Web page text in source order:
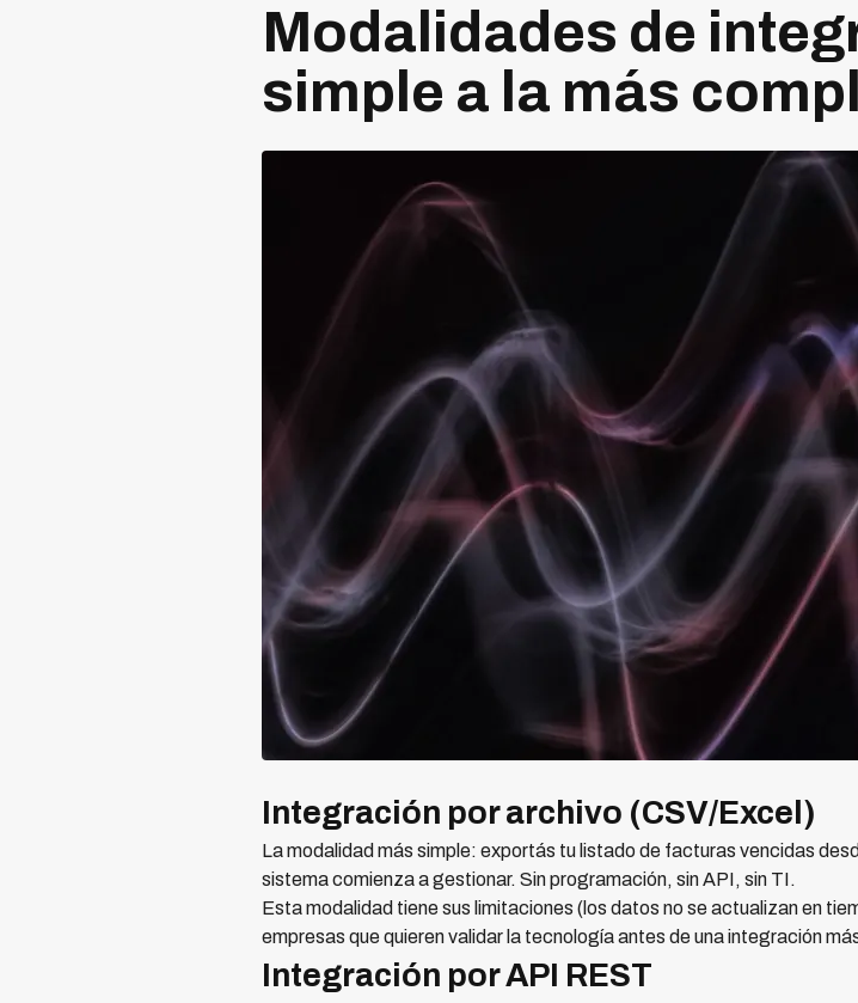
Modalidades de
simple a la más
Integración por archivo (CSV/Excel)
La modalidad más simple: exportás tu listado de facturas vencidas
sistema comienza a gestionar. Sin programación, sin API, sin TI.
Esta modalidad tiene sus limitaciones (los datos no se actualizan en
empresas que quieren validar la tecnología antes de una integración
Integración por API REST